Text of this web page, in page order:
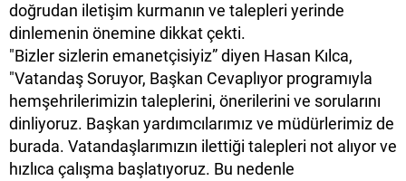
doğrudan iletişim kurmanın ve talepleri yerinde
dinlemenin önemine dikkat çekti.
"Bizler sizlerin emanetçisiyiz” diyen Hasan Kılca,
"Vatandaş Soruyor, Başkan Cevaplıyor programıyla
hemşehrilerimizin taleplerini, önerilerini ve sorularını
dinliyoruz. Başkan yardımcılarımız ve müdürlerimiz de
burada. Vatandaşlarımızın ilettiği talepleri not alıyor ve
hızlıca çalışma başlatıyoruz. Bu nedenle